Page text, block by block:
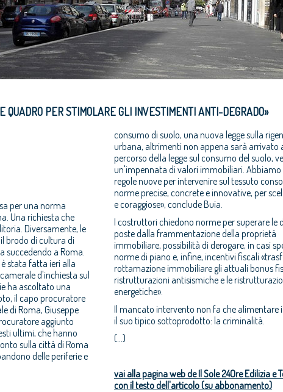
QUADRO PER STIMOLARE GLI INVESTIMENTI ANTI-DEGRADO»
per una norma
Una richiesta che
Diversamente, le
brodo di cultura di
succedendo a Roma.
stata fatta ieri alla
d'inchiesta sul
ha ascoltato una
il capo procuratore
di Roma, Giuseppe
aggiunto
ultimi, che hanno
sulla città di Roma
delle periferie e
consumo di suolo, una nuova legge sulla
urbana, altrimenti non appena sarà arrivato
percorso della legge sul consumo del suolo,
un'impennata di valori immobiliari. Abbiamo
regole nuove per intervenire sul tessuto
norme precise, concrete e innovative, per
e coraggiose», conclude Buia.
I costruttori chiedono norme per superare le
poste dalla frammentazione della proprietà
immobiliare, possibilità di derogare, in casi
norme di piano e, infine, incentivi fiscali
rottamazione immobiliare gli attuali bonus
ristrutturazioni antisismiche e le
energetiche».
Il mancato intervento non fa che alimentare
il suo tipico sottoprodotto: la criminalità.
(...)
vai alla pagina web de Il Sole 24Ore Edilizia e
con il testo dell'articolo (su abbonamento)